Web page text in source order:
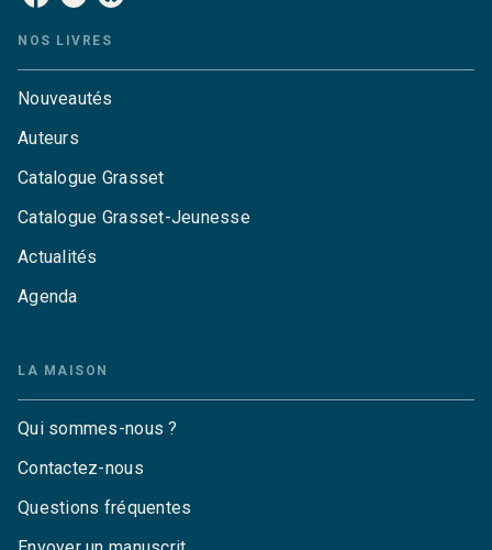
NOS LIVRES
Nouveautés
Auteurs
Catalogue Grasset
Catalogue Grasset-Jeunesse
Actualités
Agenda
LA MAISON
Qui sommes-nous ?
Contactez-nous
Questions fréquentes